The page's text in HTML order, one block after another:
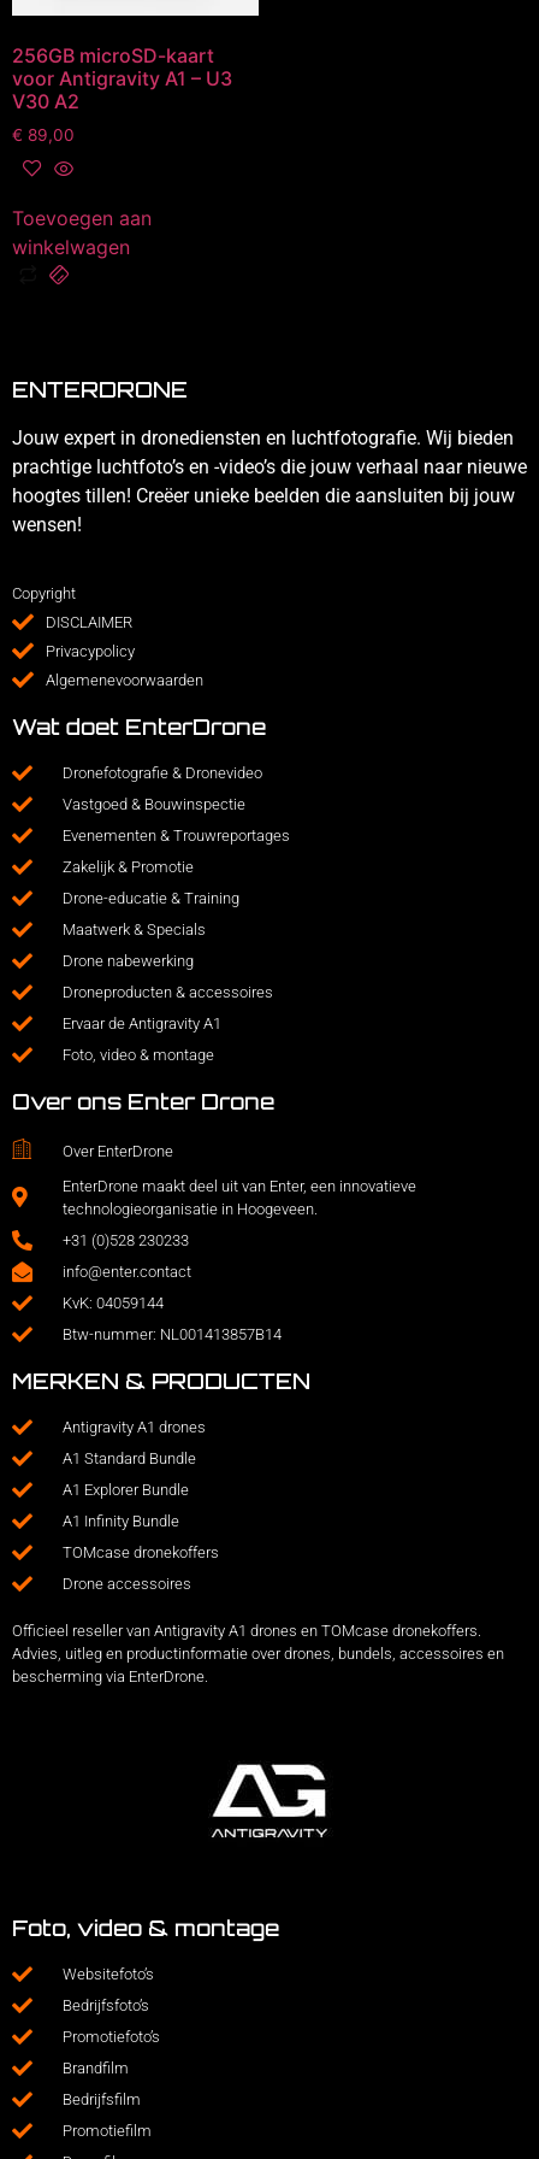
256GB microSD-kaart
voor Antigravity A1 – U3
V30 A2
€ 89,00
Toevoegen aan
winkelwagen
ENTERDRONE
Jouw expert in dronediensten en luchtfotografie. Wij bieden
prachtige luchtfoto’s en -video’s die jouw verhaal naar nieuwe
hoogtes tillen! Creëer unieke beelden die aansluiten bij jouw
wensen!
Copyright
DISCLAIMER
Privacypolicy
Algemenevoorwaarden
Wat doet EnterDrone
Dronefotografie & Dronevideo
Vastgoed & Bouwinspectie
Evenementen & Trouwreportages
Zakelijk & Promotie
Drone-educatie & Training
Maatwerk & Specials
Drone nabewerking
Droneproducten & accessoires
Ervaar de Antigravity A1
Foto, video & montage
Over ons Enter Drone
Over EnterDrone
EnterDrone maakt deel uit van Enter, een innovatieve
technologieorganisatie in Hoogeveen.
+31 (0)528 230233
info@enter.contact
KvK: 04059144
Btw-nummer: NL001413857B14
MERKEN & PRODUCTEN
Antigravity A1 drones
A1 Standard Bundle
A1 Explorer Bundle
A1 Infinity Bundle
TOMcase dronekoffers
Drone accessoires
Officieel reseller van Antigravity A1 drones en TOMcase dronekoffers.
Advies, uitleg en productinformatie over drones, bundels, accessoires en
bescherming via EnterDrone.
Foto, video & montage
Websitefoto’s
Bedrijfsfoto’s
Promotiefoto’s
Brandfilm
Bedrijfsfilm
Promotiefilm